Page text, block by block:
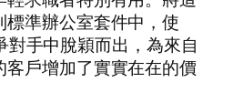
準辦公室套件中，使
對手中脫穎而出，為來自
客戶增加了實實在在的價